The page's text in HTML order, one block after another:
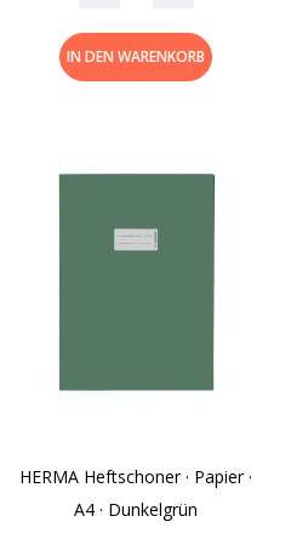
IN DEN WARENKORB
HERMA Heftschoner · Papier ·
A4 · Dunkelgrün